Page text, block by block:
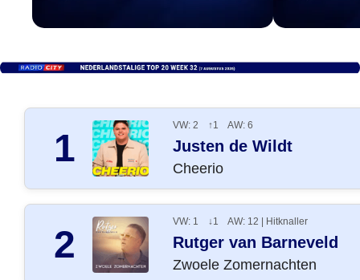
1
VW: 2 ↑1 AW: 6
Justen de Wildt
Cheerio
2
VW: 1 ↓1 AW: 12 | Hitknaller
Rutger van Barneveld
Zwoele Zomernachten